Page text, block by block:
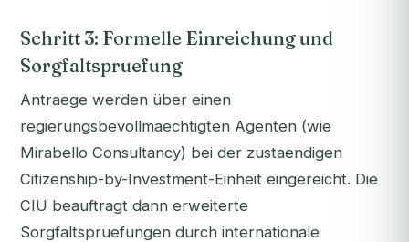
Schritt 3: Formelle Einreichung und
Sorgfaltspruefung
Antraege werden über einen
regierungsbevollmaechtigten Agenten (wie
Mirabello Consultancy) bei der zustaendigen
Citizenship-by-Investment-Einheit eingereicht. Die
CIU beauftragt dann erweiterte
Sorgfaltspruefungen durch internationale